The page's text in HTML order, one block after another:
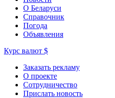
О Беларуси
Справочник
Погода
Объявления
Курс валют $
Заказать рекламу
О проекте
Сотрудничество
Прислать новость